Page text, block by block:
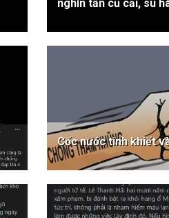
nghìn tấn củ cải, su
Cốc nước tinh khiết